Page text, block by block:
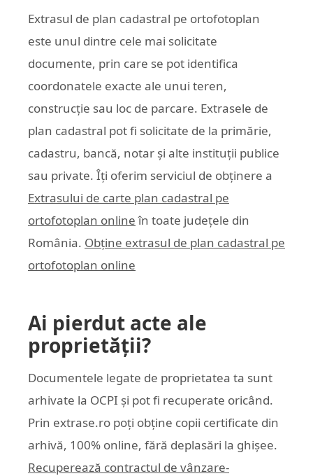
Extrasul de plan cadastral pe ortofotoplan
este unul dintre cele mai solicitate
documente, prin care se pot identifica
coordonatele exacte ale unui teren,
construcție sau loc de parcare. Extrasele de
plan cadastral pot fi solicitate de la primărie,
cadastru, bancă, notar și alte instituții publice
sau private. Îți oferim serviciul de obținere a
Extrasului de carte plan cadastral pe
ortofotoplan online în toate județele din
România. Obține extrasul de plan cadastral pe
ortofotoplan online
Ai pierdut acte ale
proprietății?
Documentele legate de proprietatea ta sunt
arhivate la OCPI și pot fi recuperate oricând.
Prin extrase.ro poți obține copii certificate din
arhivă, 100% online, fără deplasări la ghișee.
Recuperează contractul de vânzare-